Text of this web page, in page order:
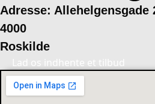
Adresse: Allehelgensgade
4000
Roskilde
Lad os indhente et tilbud